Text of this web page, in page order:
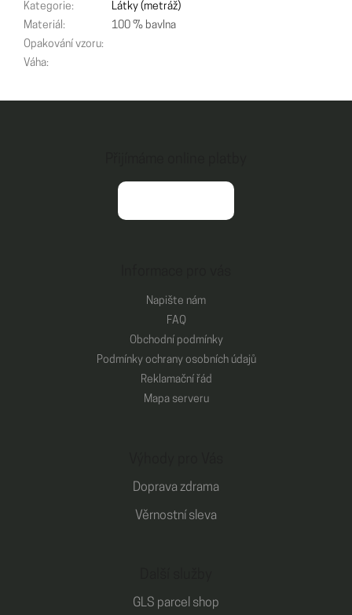
Kategorie:
Látky (metráž)
Materiál:
100 % bavlna
Opakování vzoru:
Váha:
Napište nám
FAQ
Obchodní podmínky
Podmínky ochrany osobních údajů
Reklamační řád
Mapa serveru
Doprava zdrama
Věrnostní sleva
GLS parcel shop